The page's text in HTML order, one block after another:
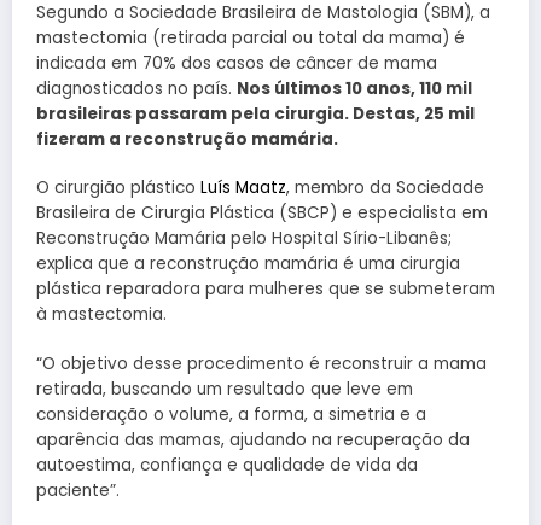
Segundo a Sociedade Brasileira de Mastologia (SBM), a
mastectomia (retirada parcial ou total da mama) é
indicada em 70% dos casos de câncer de mama
diagnosticados no país. Nos últimos 10 anos, 110 mil
brasileiras passaram pela cirurgia. Destas, 25 mil
fizeram a reconstrução mamária.
O cirurgião plástico Luís Maatz, membro da Sociedade
Brasileira de Cirurgia Plástica (SBCP) e especialista em
Reconstrução Mamária pelo Hospital Sírio-Libanês;
explica que a reconstrução mamária é uma cirurgia
plástica reparadora para mulheres que se submeteram
à mastectomia.
“O objetivo desse procedimento é reconstruir a mama
retirada, buscando um resultado que leve em
consideração o volume, a forma, a simetria e a
aparência das mamas, ajudando na recuperação da
autoestima, confiança e qualidade de vida da
paciente”.